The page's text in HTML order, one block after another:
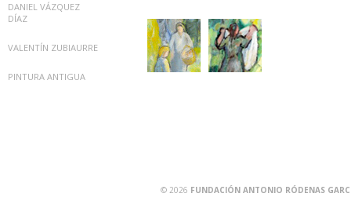
DANIEL VÁZQUEZ
DÍAZ
VALENTÍN ZUBIAURRE
PINTURA ANTIGUA
© 2026 FUNDACIÓN ANTONIO RÓDENAS